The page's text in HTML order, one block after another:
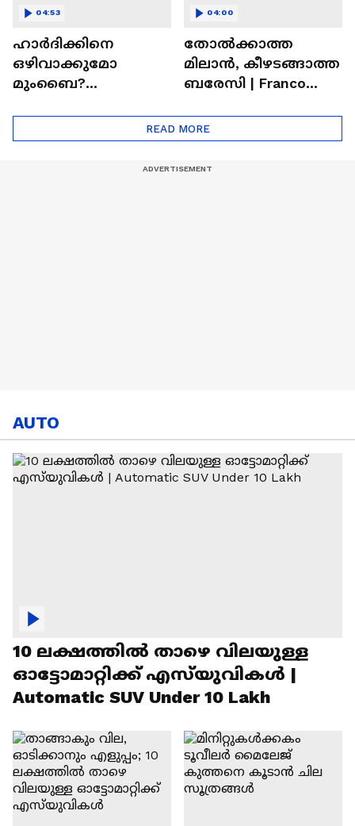
ഹാർദിക്കിനെ
ഒഴിവാക്കുമോ
മുംബൈ?
Hardik Pandya | CSK |
04:53
തോല്‍ക്കാത്ത
മിലാന്‍, കീഴടങ്ങാത്ത
ബരേസി | Franco
04:00
READ MORE
AUTO
10 ലക്ഷത്തിൽ താഴെ വിലയുള്ള
ഓട്ടോമാറ്റിക്ക് എസ്‍യുവികൾ |
Automatic SUV Under 10 Lakh